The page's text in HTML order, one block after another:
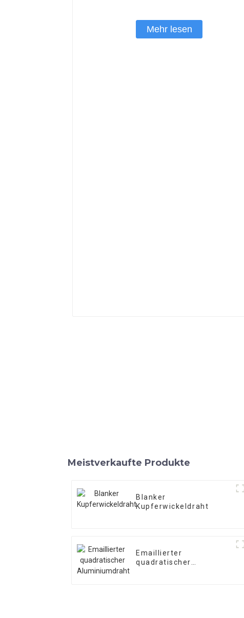
Mehr lesen
Meistverkaufte Produkte
Blanker
Kupferwickeldraht
Emaillierter
quadratischer